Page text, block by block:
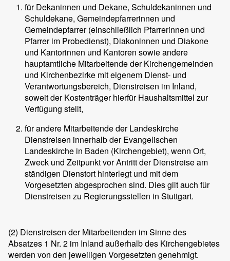
für Dekaninnen und Dekane, Schuldekaninnen und
Schuldekane, Gemeindepfarrerinnen und
Gemeindepfarrer (einschließlich Pfarrerinnen und
Pfarrer im Probedienst), Diakoninnen und Diakone
und Kantorinnen und Kantoren sowie andere
hauptamtliche Mitarbeitende der Kirchengemeinden
und Kirchenbezirke mit eigenem Dienst- und
Verantwortungsbereich, Dienstreisen im Inland,
soweit der Kostenträger hierfür Haushaltsmittel zur
Verfügung stellt,
für andere Mitarbeitende der Landeskirche
Dienstreisen innerhalb der Evangelischen
Landeskirche in Baden (Kirchengebiet), wenn Ort,
Zweck und Zeitpunkt vor Antritt der Dienstreise am
ständigen Dienstort hinterlegt und mit dem
Vorgesetzten abgesprochen sind. Dies gilt auch für
Dienstreisen zu Regierungsstellen in Stuttgart.
(2) Dienstreisen der Mitarbeitenden im Sinne des
Absatzes 1 Nr. 2 im Inland außerhalb des Kirchengebietes
werden von den jeweiligen Vorgesetzten genehmigt.